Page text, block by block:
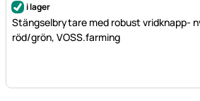
i lager
Stängselbrytare med robust vridknapp-
röd/grön, VOSS.farming